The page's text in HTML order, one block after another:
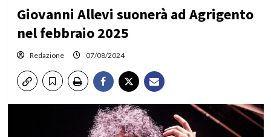
Giovanni Allevi suonerà ad Agrigento
nel febbraio 2025
Redazione 07/08/2024